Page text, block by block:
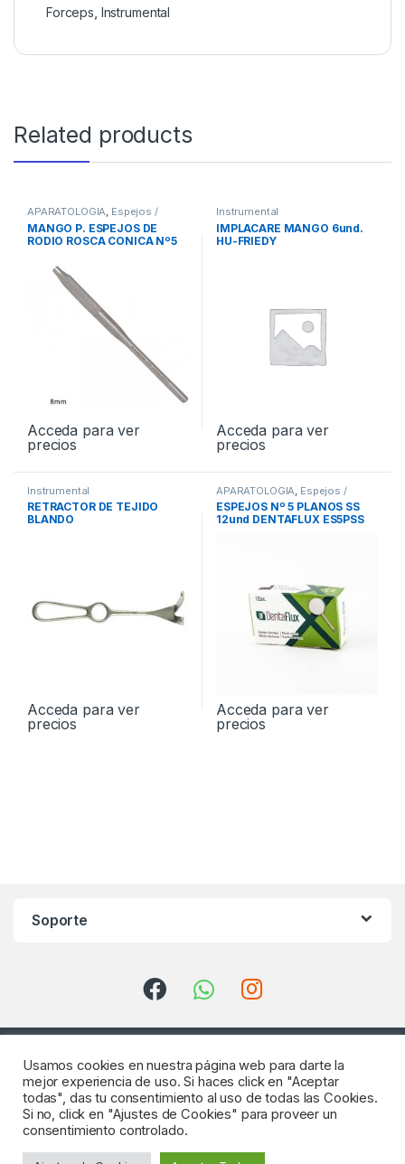
Forceps Instrumental
Related products
APARATOLOGIA Espejos /
Instrumental
MANGO P. ESPEJOS DE
RODIO ROSCA CONICA Nº5
Acceda para ver
precios
Instrumental
IMPLACARE MANGO 6und.
HU-FRIEDY
Acceda para ver
precios
Instrumental
RETRACTOR DE TEJIDO
BLANDO
Acceda para ver
precios
APARATOLOGIA Espejos /
Mangos, Instrumental
ESPEJOS Nº 5 PLANOS SS
12und DENTAFLUX ES5PSS
Acceda para ver
precios
Soporte
¿Consultas? Llámenos
Usamos cookies en nuestra página web para darte la
mejor experiencia de uso. Si haces click en "Aceptar
todas", das tu consentimiento al uso de todas las Cookies.
Si no, click en "Ajustes de Cookies" para proveer un
consentimiento controlado.